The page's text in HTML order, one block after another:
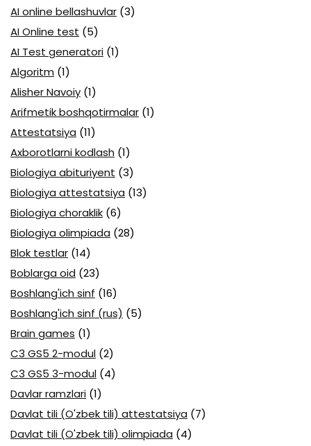
AI online bellashuvlar (3)
AI Online test (5)
AI Test generatori (1)
Algoritm (1)
Alisher Navoiy (1)
Arifmetik boshqotirmalar (1)
Attestatsiya (11)
Axborotlarni kodlash (1)
Biologiya abituriyent (3)
Biologiya attestatsiya (13)
Biologiya choraklik (6)
Biologiya olimpiada (28)
Blok testlar (14)
Boblarga oid (23)
Boshlang'ich sinf (16)
Boshlang'ich sinf (rus) (5)
Brain games (1)
C3 GS5 2-modul (2)
C3 GS5 3-modul (4)
Davlar ramzlari (1)
Davlat tili (O'zbek tili) attestatsiya (7)
Davlat tili (O'zbek tili) olimpiada (4)